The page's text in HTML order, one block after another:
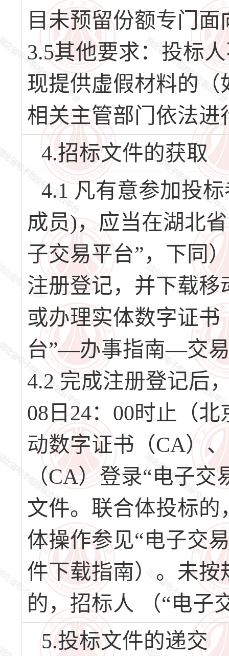
目未预留份额专门
3.5其他要求：投标
现提供虚假材料的
相关主管部门依法进
4.招标文件的获取
4.1 凡有意参加投
成员)，应当在湖北
子交易平台”，下同
注册登记，并下载
或办理实体数字证
台”—办事指南—交
4.2 完成注册登记后
08日24：00时止（
动数字证书（CA）
（CA）登录“电子
文件。联合体投标
体操作参见“电子交
件下载指南）。未按
的，招标人 （“电子
5.投标文件的递交